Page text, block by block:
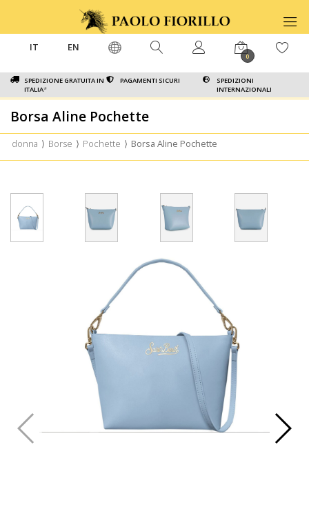
SPEDIZIONE GRATUITA IN
ITALIA*
PAGAMENTI SICURI
SPEDIZIONI
INTERNAZIONALI
IT EN
0
Borsa Aline Pochette
donna ⟩ Borse ⟩ Pochette ⟩ Borsa Aline Pochette